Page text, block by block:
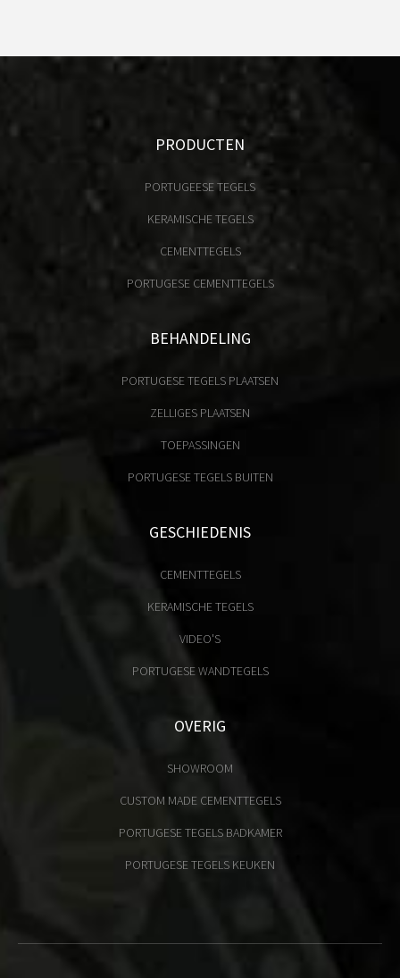
PRODUCTEN
PORTUGEESE TEGELS
KERAMISCHE TEGELS
CEMENTTEGELS
PORTUGESE CEMENTTEGELS
BEHANDELING
PORTUGESE TEGELS PLAATSEN
ZELLIGES PLAATSEN
TOEPASSINGEN
PORTUGESE TEGELS BUITEN
GESCHIEDENIS
CEMENTTEGELS
KERAMISCHE TEGELS
VIDEO'S
PORTUGESE WANDTEGELS
OVERIG
SHOWROOM
CUSTOM MADE CEMENTTEGELS
PORTUGESE TEGELS BADKAMER
PORTUGESE TEGELS KEUKEN